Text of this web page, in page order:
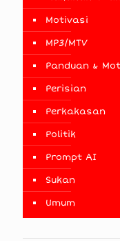
Motivasi
MP3/MTV
Panduan &
Perisian
Perkakasan
Politik
Prompt AI
Sukan
Umum